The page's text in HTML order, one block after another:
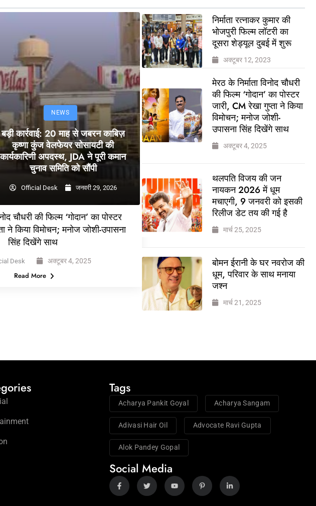
NEWS
बड़ी कार्रवाई: 20 माह से जबरन काबिज़
कृष्णा कुंज वेलफेयर सोसायटी की
कार्यकारिणी अपदस्थ, JDA ने पूरी कमान
चुनाव समिति को सौंपी
Official Desk जनवरी 29, 2026
चौधरी की फिल्म ‘गोदान’ का पोस्टर
ने किया विमोचन; मनोज जोशी-उपासना
सिंह दिखेंगे साथ
Desk अक्टूबर 4, 2025
Read More
निर्माता रत्नाकर कुमार की
भोजपुरी फिल्म लॉटरी का
दूसरा शेड्यूल दुबई में शुरू
अक्टूबर 12, 2023
मेरठ के निर्माता विनोद चौधरी
की फिल्म ‘गोदान’ का पोस्टर
जारी, CM रेखा गुप्ता ने किया
विमोचन; मनोज जोशी-
उपासना सिंह दिखेंगे साथ
अक्टूबर 4, 2025
थलपति विजय की जन
नायकन 2026 में धूम
मचाएगी, 9 जनवरी को इसकी
रिलीज डेट तय की गई है
मार्च 25, 2025
बोमन ईरानी के घर नवरोज की
धूम, परिवार के साथ मनाया
जश्न
मार्च 21, 2025
Tags
Acharya Pankit Goyal Acharya Sangam
Adivasi Hair Oil Advocate Ravi Gupta
Alok Pandey Gopal
Social Media